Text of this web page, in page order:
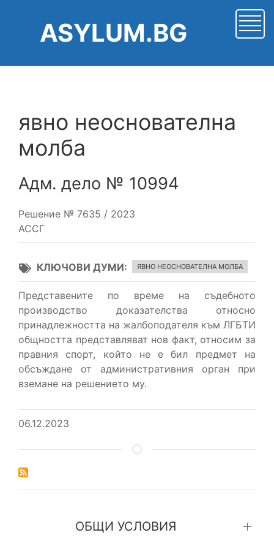
основнотоASYLUM.BG
явно неоснователна
молба
Адм. дело № 10994
Решение № 7635 / 2023
АССГ
КЛЮЧОВИ ДУМИ ЯВНО НЕОСНОВАТЕЛНА МОЛБА
Представените по време на съдебното
производство доказателства относно
принадлежността на жалбоподателя към ЛГБТИ
общността представляват нов факт, относим за
правния спорт, който не е бил предмет на
обсъждане от административния орган при
вземане на решението му.
06.12.2023
ОБЩИ УСЛОВИЯ